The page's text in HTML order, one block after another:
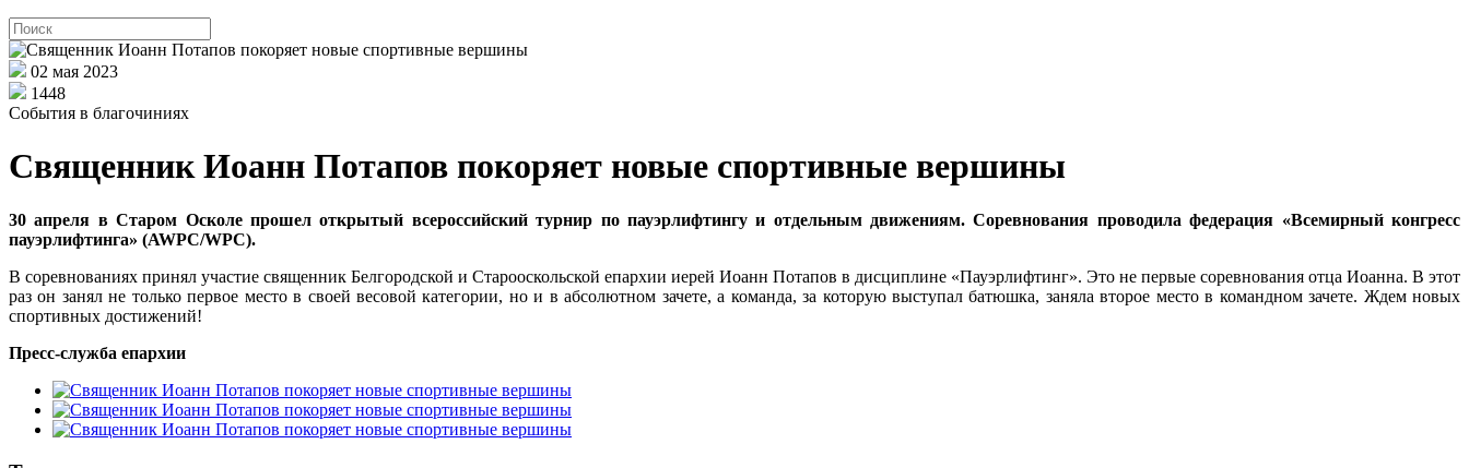
02 мая 2023
1448
События в благочиниях
Священник Иоанн Потапов покоряет новые спортивные вершины
30 апреля в Старом Осколе прошел открытый всероссийский турнир по пауэрлифтингу и отдельным движениям. Соревнования проводила федерация «Всемирный конгресс
пауэрлифтинга» (AWPC/WPC).
В соревнованиях принял участие священник Белгородской и Старооскольской епархии иерей Иоанн Потапов в дисциплине «Пауэрлифтинг». Это не первые соревнования отца Иоанна. В этот
раз он занял не только первое место в своей весовой категории, но и в абсолютном зачете, а команда, за которую выступал батюшка, заняла второе место в командном зачете. Ждем новых
спортивных достижений!
Пресс-служба епархии